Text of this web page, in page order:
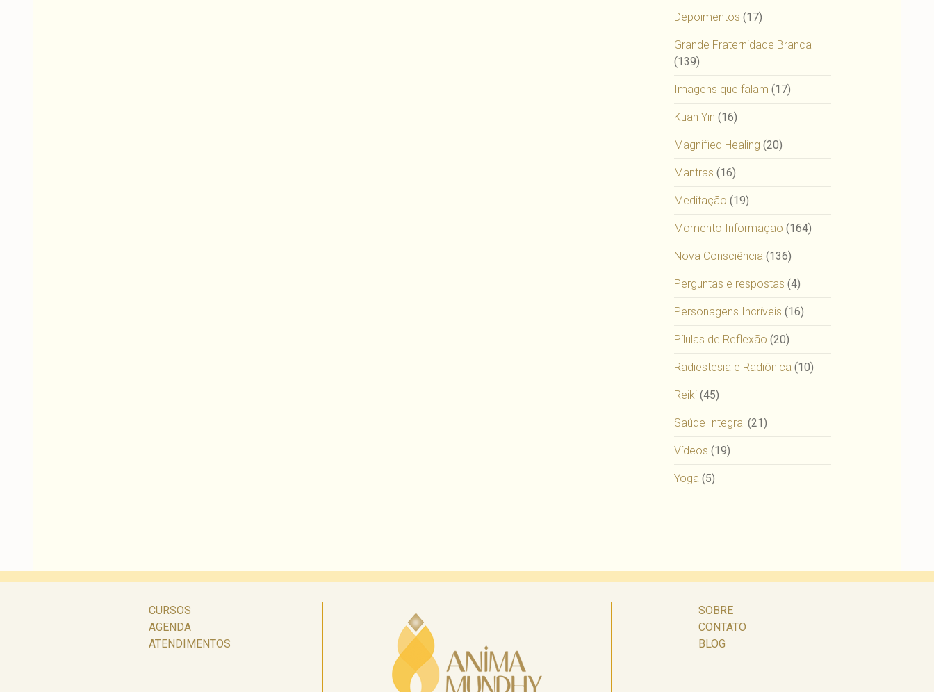
Depoimentos (17)
Grande Fraternidade Branca
(139)
Imagens que falam (17)
Kuan Yin (16)
Magnified Healing (20)
Mantras (16)
Meditação (19)
Momento Informação (164)
Nova Consciência (136)
Perguntas e respostas (4)
Personagens Incríveis (16)
Pílulas de Reflexão (20)
Radiestesia e Radiônica (10)
Reiki (45)
Saúde Integral (21)
Vídeos (19)
Yoga (5)
CURSOS
AGENDA
ATENDIMENTOS
SOBRE
CONTATO
BLOG